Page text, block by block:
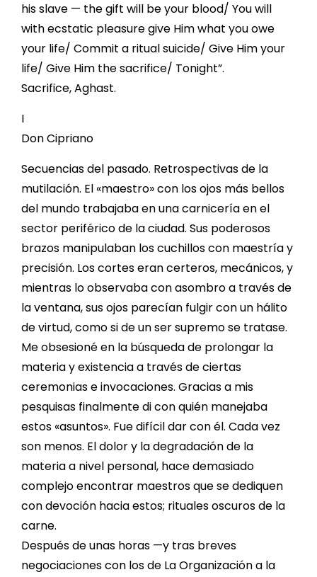
his slave — the gift will be your blood/ You will
with ecstatic pleasure give Him what you owe
your life/ Commit a ritual suicide/ Give Him your
life/ Give Him the sacrifice/ Tonight”.
Sacrifice, Aghast.
I
Don Cipriano
Secuencias del pasado. Retrospectivas de la
mutilación. El «maestro» con los ojos más bellos
del mundo trabajaba en una carnicería en el
sector periférico de la ciudad. Sus poderosos
brazos manipulaban los cuchillos con maestría y
precisión. Los cortes eran certeros, mecánicos, y
mientras lo observaba con asombro a través de
la ventana, sus ojos parecían fulgir con un hálito
de virtud, como si de un ser supremo se tratase.
Me obsesioné en la búsqueda de prolongar la
materia y existencia a través de ciertas
ceremonias e invocaciones. Gracias a mis
pesquisas finalmente di con quién manejaba
estos «asuntos». Fue difícil dar con él. Cada vez
son menos. El dolor y la degradación de la
materia a nivel personal, hace demasiado
complejo encontrar maestros que se dediquen
con devoción hacia estos; rituales oscuros de la
carne.
Después de unas horas —y tras breves
negociaciones con los de La Organización a la